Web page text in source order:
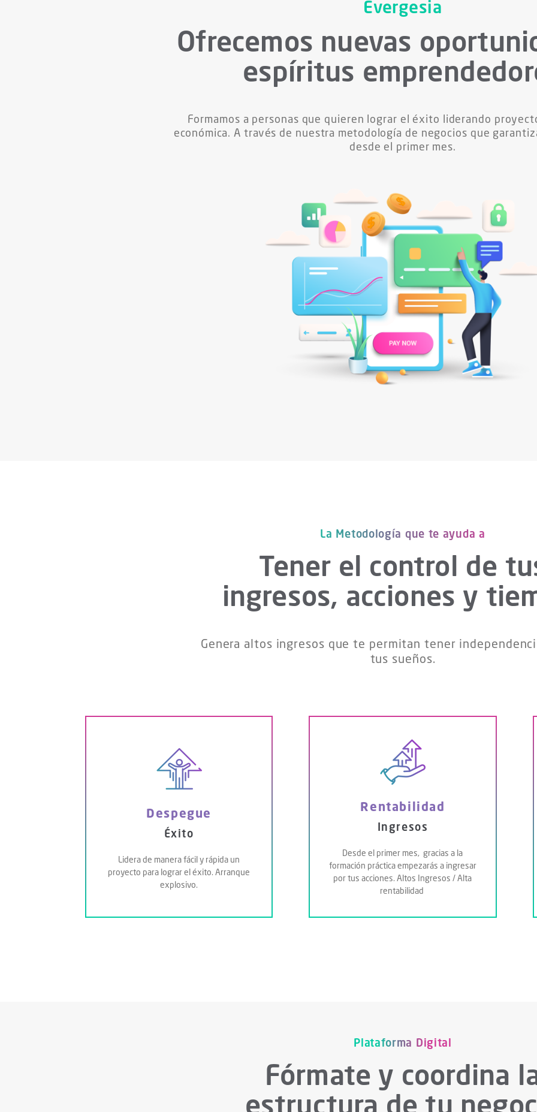
Evergesia
Ofrecemos nuevas
espíritus
Formamos a personas que quieren lograr el éxito liderando
económica. A través de nuestra metodología de negocios que
desde el primer mes.
La Metodología que te ayuda a
Tener el control de
ingresos, acciones y
Genera altos ingresos que te permitan tener
tus sueños.
Despegue
Éxito
Lidera de manera fácil y rápida un
proyecto para lograr el éxito. Arranque
explosivo.
Rentabilidad
Ingresos
Desde el primer mes, gracias a la
formación práctica empezarás a ingresar
por tus acciones. Altos Ingresos / Alta
rentabilidad
Plataforma Digital
Fórmate y coordina